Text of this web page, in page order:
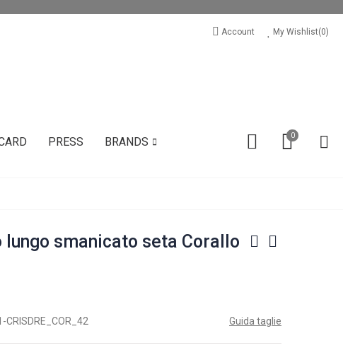
Account My Wishlist(0)
0
PRESS BRANDS
lungo smanicato seta Corallo
Guida taglie